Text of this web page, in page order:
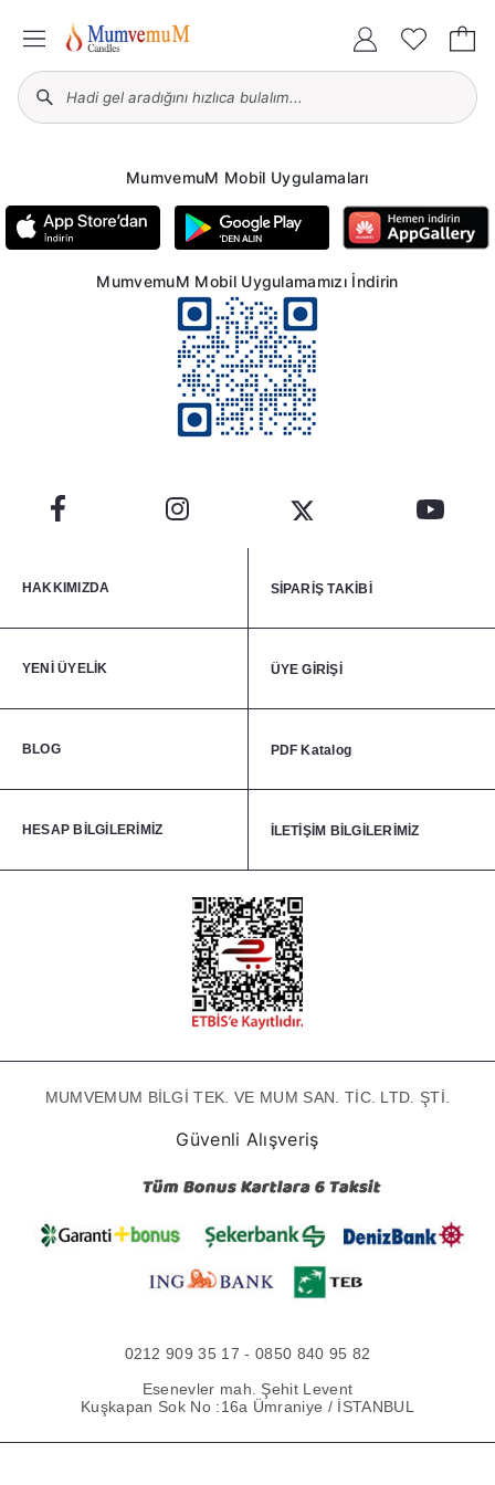
MumvemuM Mobil Uygulamaları
MumvemuM Mobil Uygulamamızı İndirin
HAKKIMIZDA SİPARİŞ TAKİBİ
YENİ ÜYELİK ÜYE GİRİŞİ
BLOG PDF Katalog
HESAP BİLGİLERİMİZ İLETİŞİM BİLGİLERİMİZ
MUMVEMUM BİLGİ TEK. VE MUM SAN. TİC. LTD. ŞTİ.
Güvenli Alışveriş
0212 909 35 17 - 0850 840 95 82
Esenevler mah. Şehit Levent
Kuşkapan Sok No :16a Ümraniye / İSTANBUL